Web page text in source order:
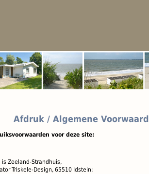
Afdruk / Algemene
voor deze site:
is Zeeland-Strandhuis,
Triskele-Design, 65510 Idstein: